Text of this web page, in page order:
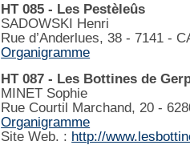
HT 085 - Les Pestèleûs
SADOWSKI Henri
Rue d’Anderlues, 38 - 7141 -
Organigramme
HT 087 - Les Bottines de
MINET Sophie
Rue Courtil Marchand, 20 -
Organigramme
Site Web. : http://